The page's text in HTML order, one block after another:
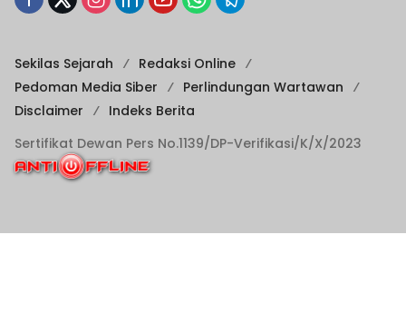
Sekilas Sejarah
Redaksi Online
Pedoman Media Siber
Perlindungan Wartawan
Disclaimer
Indeks Berita
Sertifikat Dewan Pers No.1139/DP-Verifikasi/K/X/2023